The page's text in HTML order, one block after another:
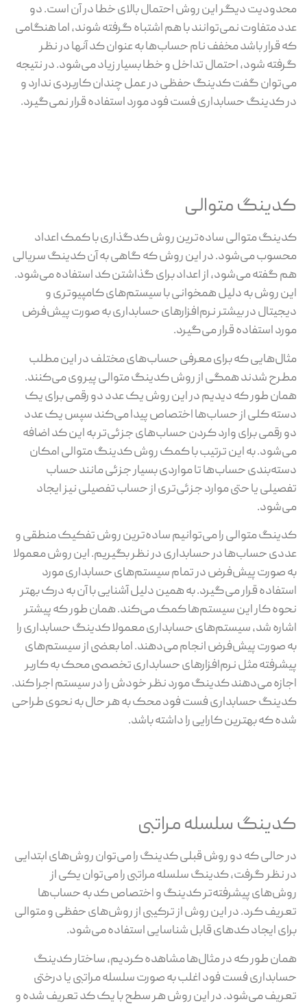
محدودیت دیگر این روش احتمال بالای خطا در آن است. دو
عدد متفاوت نمی‌توانند با هم اشتباه گرفته شوند، اما هنگامی
که قرار باشد مخفف نام حساب‌ها به عنوان کد آنها در نظر
گرفته شود، احتمال تداخل و خطا بسیار زیاد می‌شود. در نتیجه
می‌توان گفت کدینگ حفظی در عمل چندان کاربردی ندارد و
در کدینگ حسابداری فست فود مورد استفاده قرار نمی‌گیرد.
کدینگ متوالی
کدینگ متوالی ساده‌ترین روش کدگذاری با کمک اعداد
محسوب می‌شود. در این روش که گاهی به آن کدینگ سریالی
هم گفته می‌شود، از اعداد برای گذاشتن کد استفاده می‌شود.
این روش به دلیل همخوانی با سیستم‌های کامپیوتری و
دیجیتال در بیشتر نرم‌افزارهای حسابداری به صورت پیش‌فرض
مورد استفاده قرار می‌گیرد.
مثال‌هایی که برای معرفی حساب‌های مختلف در این مطلب
مطرح شدند همگی از روش کدینگ متوالی پیروی می‌کنند.
همان طور که دیدیم در این روش یک عدد دو رقمی برای یک
دسته کلی از حساب‌ها اختصاص پیدا می‌کند سپس یک عدد
دو رقمی برای وارد کردن حساب‌های جزئی‌تر به این کد اضافه
می‌شود. به این ترتیب با کمک روش کدینگ متوالی امکان
دسته‌بندی حساب‌ها تا مواردی بسیار جزئی مانند حساب
تفصیلی یا حتی موارد جزئی‌تری از حساب تفصیلی نیز ایجاد
می‌شود.
کدینگ متوالی را می‌توانیم ساده‌ترین روش تفکیک منطقی و
عددی حساب‌ها در حسابداری در نظر بگیریم. این روش معمولا
به صورت پیش‌فرض در تمام سیستم‌های حسابداری مورد
استفاده قرار می‌گیرد. به همین دلیل آشنایی با آن به درک بهتر
نحوه کار این سیستم‌ها کمک می‌کند. همان طور که پیشتر
اشاره شد، سیستم‌های حسابداری معمولا کدینگ حسابداری را
به صورت پیش‌فرض انجام می‌دهند. اما بعضی از سیستم‌های
پیشرفته مثل نرم‌افزارهای حسابداری تخصصی محک به کاربر
اجازه می‌دهند کدینگ مورد نظر خودش را در سیستم اجرا کند.
کدینگ حسابداری فست فود محک به هر حال به نحوی طراحی
شده که بهترین کارایی را داشته باشد.
کدینگ سلسله مراتبی
در حالی که دو روش قبلی کدینگ را می‌توان روش‌های ابتدایی
در نظر گرفت، کدینگ سلسله‌ مراتبی را می‌توان یکی از
روش‌های پیشرفته‌تر کدینگ و اختصاص کد به حساب‌ها
تعریف کرد. در این روش از ترکیبی از روش‌های حفظی و متوالی
برای ایجاد کدهای قابل شناسایی استفاده می‌شود.
همان طور که در مثال‌ها مشاهده کردیم، ساختار کدینگ
حسابداری فست فود اغلب به صورت سلسله مراتبی یا درختی
تعریف می‌شود. در این روش هر سطح با یک کد تعریف شده و